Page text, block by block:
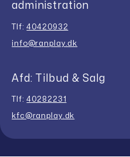
administration
Tlf:40420932
info@ranplay.dk
Afd: Tilbud & Salg
Tlf:40282231
kfc@ranplay.dk